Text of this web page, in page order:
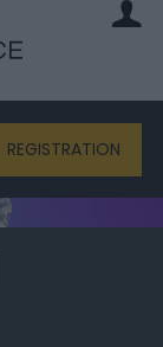
REGISTRATION